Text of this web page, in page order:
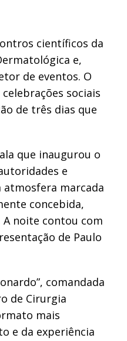
científicos da
e,
de eventos. O
sociais
de três dias que
que inaugurou o
e
atmosfera marcada
concebida,
noite contou com
de Paulo
comandada
de Cirurgia
mais
e da experiência